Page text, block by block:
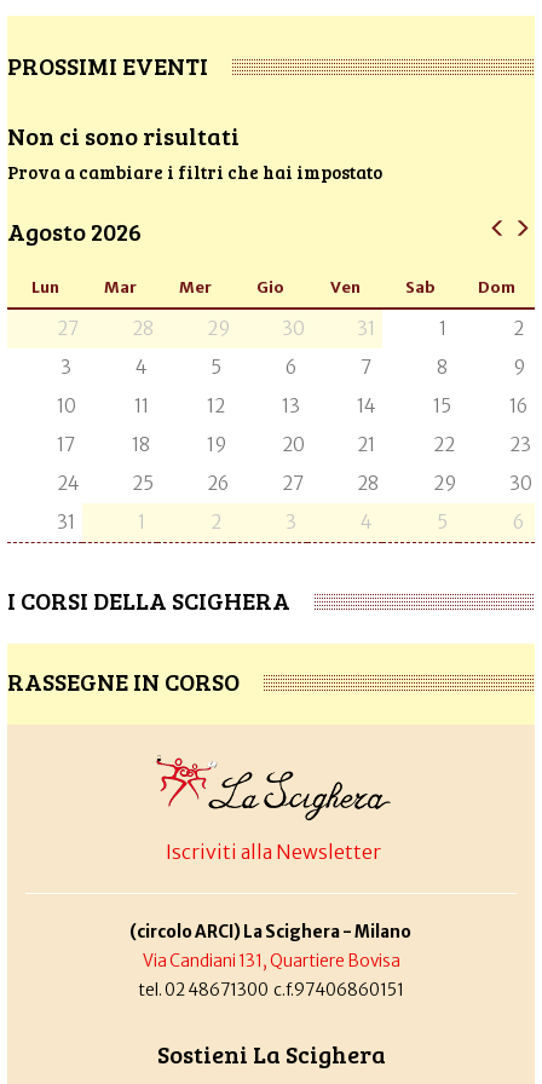
PROSSIMI EVENTI
Non ci sono risultati
Prova a cambiare i filtri che hai impostato
Agosto 2026
Lun Mar Mer Gio Ven Sab Dom
27 28 29 30 31 1
2
3
4 5 6 7 8
9
10
11 12 13 14 15
16
17
18 19 20 21 22
23
24
25 26 27 28 29
30
31
1 2 3 4 5 6
I CORSI DELLA SCIGHERA
RASSEGNE IN CORSO
Iscriviti alla Newsletter
(circolo ARCI) La Scighera - Milano
Via Candiani 131, Quartiere Bovisa
tel. 02 48671300 c.f.97406860151
Sostieni La Scighera